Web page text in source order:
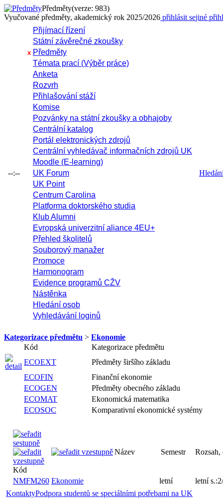
Předměty(verze: 983)
Vyučované předměty, akademický rok 2025/2026 přihlásit sejiné
--:--
Přijímací řízení
Státní závěrečné zkoušky
x Předměty
Témata prací (Výběr práce)
Anketa
Rozvrh
Přihlašování stáží
Komise
Pozvánky na státní zkoušky a obhajoby
Centrální katalog
Portál elektronických zdrojů
Centrální vyhledávač informačních zdrojů UK
Moodle (E-learning)
UK Forum
UK Point
Centrum Carolina
Platforma doktorského studia
Klub Alumni
Evropská univerzitní aliance 4EU+
Přehled školitelů
Souborový manažer
Promoce
Harmonogram
Evidence programů CŽV
Nástěnka
Hledání osob
Vyhledávání loginů
Kategorizace předmětu > Ekonomie
Kód
Kategorizace předmětu
ECOEXT
Předměty širšího základu
ECOFIN
Finanční ekonomie
ECOGEN
Předměty obecného základu
ECOMAT
Ekonomická matematika
ECOSOC
Komparativní ekonomické systémy
Kód
Název Semestr Rozsah,
NMFM260 Ekonomie letní
letní
KontaktyPodpora studentů se speciálními potřebami na UK